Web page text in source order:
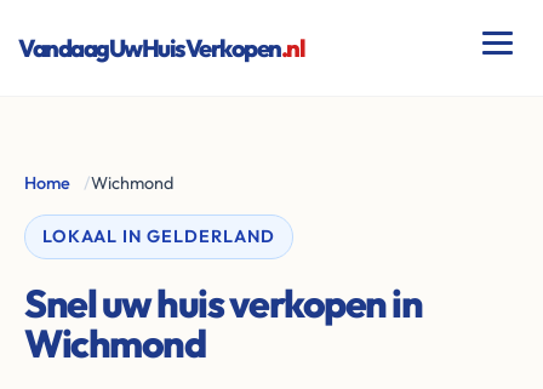
VandaagUwHuisVerkopen.nl
Home /Wichmond
LOKAAL IN GELDERLAND
Snel uw huis verkopen in
Wichmond